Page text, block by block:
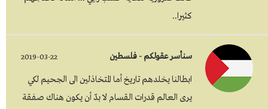
كثيرا..
سنأسر عقولكم - فلسطين 2019-03-22
ابطالنا يخلدهم تاريخ أما المتخاذلين الى الجحيم لكي
يرى العالم قدرات القسام لا بدّ أن يكون هناك صفقة